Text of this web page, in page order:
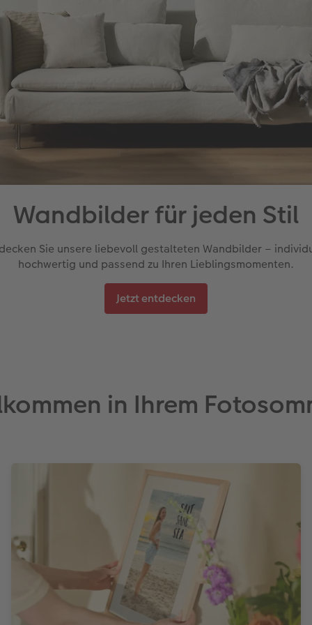
Wandbilder für jeden Stil
Sie unsere liebevoll gestalteten Wandbilder –
hochwertig und passend zu Ihren Lieblingsmomenten.
Jetzt entdecken
in Ihrem